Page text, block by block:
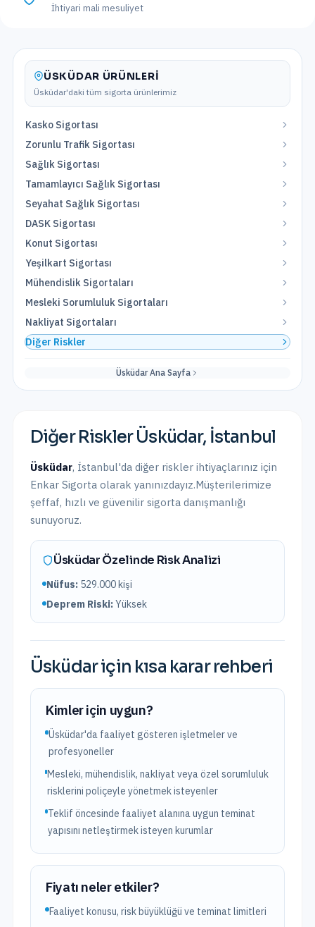
İhtiyari mali mesuliyet
ÜSKÜDAR ÜRÜNLERI
Üsküdar'daki tüm sigorta ürünlerimiz
Kasko Sigortası
Zorunlu Trafik Sigortası
Sağlık Sigortası
Tamamlayıcı Sağlık Sigortası
Seyahat Sağlık Sigortası
DASK Sigortası
Konut Sigortası
Yeşilkart Sigortası
Mühendislik Sigortaları
Mesleki Sorumluluk Sigortaları
Nakliyat Sigortaları
Diğer Riskler
ÜsküdarAna Sayfa
Diğer RisklerÜsküdar, İstanbul
Üsküdar, İstanbul'da diğer riskler ihtiyaçlarınız için
Enkar Sigorta olarak yanınızdayız.Müşterilerimize
şeffaf, hızlı ve güvenilir sigorta danışmanlığı
sunuyoruz.
ÜsküdarÖzelinde Risk Analizi
Nüfus: 529.000kişi
Deprem Riski:Yüksek
Üsküdariçin kısa karar rehberi
Kimler için uygun?
Üsküdar'da faaliyet gösteren işletmeler ve
profesyoneller
Mesleki, mühendislik, nakliyat veya özel sorumluluk
risklerini poliçeyle yönetmek isteyenler
Teklif öncesinde faaliyet alanına uygun teminat
yapısını netleştirmek isteyen kurumlar
Fiyatı neler etkiler?
Faaliyet konusu, risk büyüklüğü ve teminat limitleri